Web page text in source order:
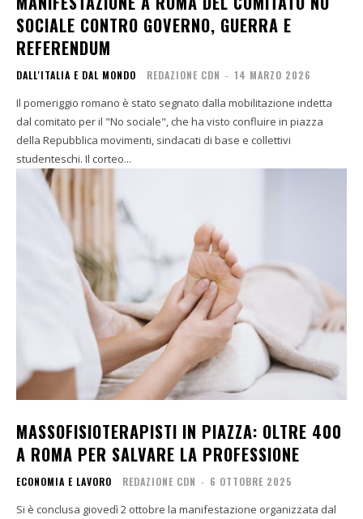
SOCIALE CONTRO GOVERNO, GUERRA E
REFERENDUM
DALL'ITALIA E DAL MONDO REDAZIONE CDN - 14 MARZO 2026
Il pomeriggio romano è stato segnato dalla mobilitazione indetta
dal comitato per il "No sociale", che ha visto confluire in piazza
della Repubblica movimenti, sindacati di base e collettivi
studenteschi. Il corteo...
MASSOFISIOTERAPISTI IN PIAZZA: OLTRE 400
A ROMA PER SALVARE LA PROFESSIONE
ECONOMIA E LAVORO REDAZIONE CDN - 6 OTTOBRE 2025
Si è conclusa giovedì 2 ottobre la manifestazione organizzata dal